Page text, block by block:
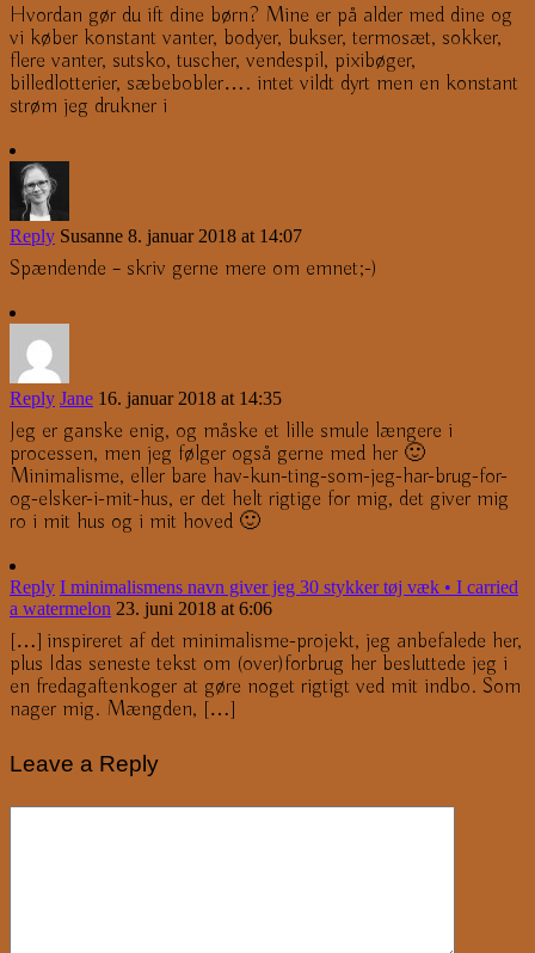
Hvordan gør du ift dine børn? Mine er på alder med dine og
vi køber konstant vanter, bodyer, bukser, termosæt, sokker,
flere vanter, sutsko, tuscher, vendespil, pixibøger,
billedlotterier, sæbebobler…. intet vildt dyrt men en konstant
strøm jeg drukner i
Reply Susanne 8. januar 2018 at 14:07
Spændende – skriv gerne mere om emnet;-)
Reply Jane 16. januar 2018 at 14:35
Jeg er ganske enig, og måske et lille smule længere i
processen, men jeg følger også gerne med her 🙂
Minimalisme, eller bare hav-kun-ting-som-jeg-har-brug-for-
og-elsker-i-mit-hus, er det helt rigtige for mig, det giver mig
ro i mit hus og i mit hoved 🙂
Reply I minimalismens navn giver jeg 30 stykker tøj væk • I carried
a watermelon 23. juni 2018 at 6:06
[…] inspireret af det minimalisme-projekt, jeg anbefalede her,
plus Idas seneste tekst om (over)forbrug her besluttede jeg i
en fredagaftenkoger at gøre noget rigtigt ved mit indbo. Som
nager mig. Mængden, […]
Leave a Reply